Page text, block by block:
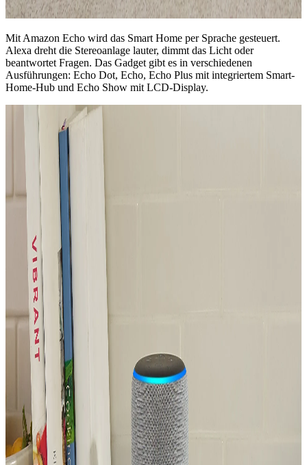
Mit Amazon Echo wird das Smart Home per Sprache gesteuert.
Alexa dreht die Stereoanlage lauter, dimmt das Licht oder
beantwortet Fragen. Das Gadget gibt es in verschiedenen
Ausführungen: Echo Dot, Echo, Echo Plus mit integriertem Smart-
Home-Hub und Echo Show mit LCD-Display.